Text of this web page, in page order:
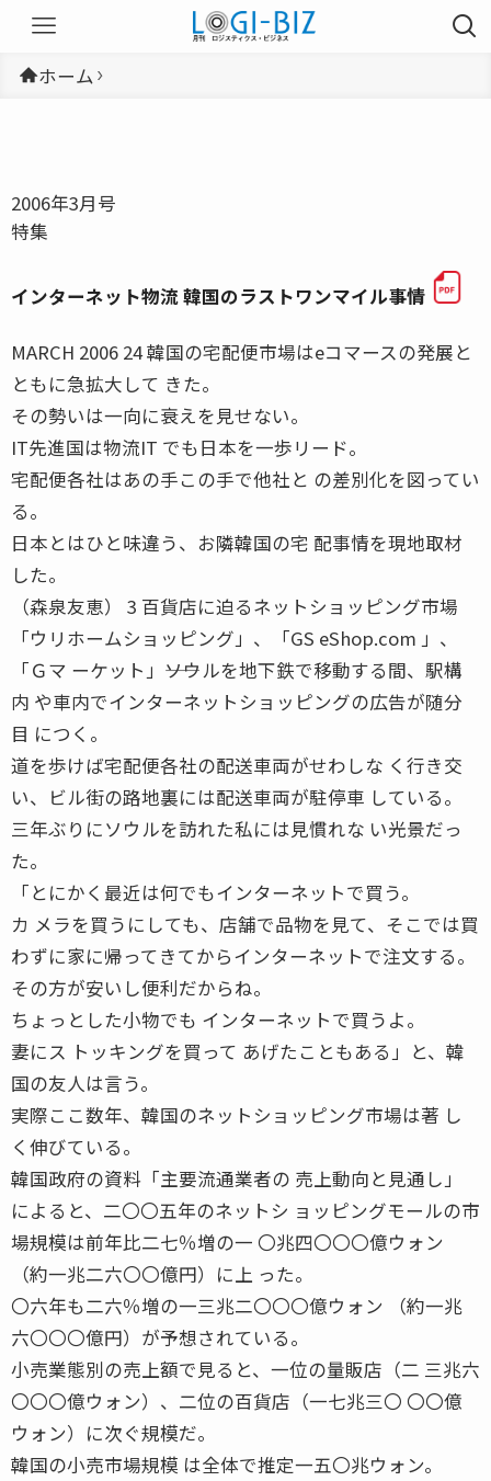
ホーム
2006年3月号
特集
インターネット物流 韓国のラストワンマイル事情
MARCH 2006 24 韓国の宅配便市場はeコマースの発展と
ともに急拡大して きた。
その勢いは一向に衰えを見せない。
IT先進国は物流IT でも日本を一歩リード。
宅配便各社はあの手この手で他社と の差別化を図ってい
る。
日本とはひと味違う、お隣韓国の宅 配事情を現地取材
した。
（森泉友恵） 3 百貨店に迫るネットショッピング市場
「ウリホームショッピング」、「GS eShop.com 」、
「Ｇマ ーケット」――ソウルを地下鉄で移動する間、駅構
内 や車内でインターネットショッピングの広告が随分
目 につく。
道を歩けば宅配便各社の配送車両がせわしな く行き交
い、ビル街の路地裏には配送車両が駐停車 している。
三年ぶりにソウルを訪れた私には見慣れな い光景だっ
た。
「とにかく最近は何でもインターネットで買う。
カ メラを買うにしても、店舗で品物を見て、そこでは買
わずに家に帰ってきてからインターネットで注文する。
その方が安いし便利だからね。
ちょっとした小物でも インターネットで買うよ。
妻にス トッキングを買って あげたこともある」と、韓
国の友人は言う。
実際ここ数年、韓国のネットショッピング市場は著 し
く伸びている。
韓国政府の資料「主要流通業者の 売上動向と見通し」
によると、二〇〇五年のネットシ ョッピングモールの市
場規模は前年比二七％増の一 〇兆四〇〇〇億ウォン
（約一兆二六〇〇億円）に上 った。
〇六年も二六％増の一三兆二〇〇〇億ウォン （約一兆
六〇〇〇億円）が予想されている。
小売業態別の売上額で見ると、一位の量販店（二 三兆六
〇〇〇億ウォン）、二位の百貨店（一七兆三〇 〇〇億
ウォン）に次ぐ規模だ。
韓国の小売市場規模 は全体で推定一五〇兆ウォン。